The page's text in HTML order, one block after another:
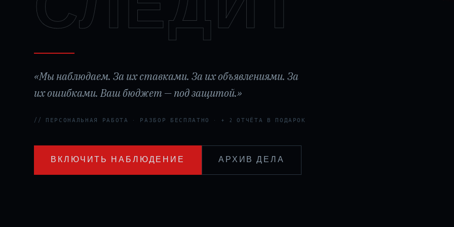
«Мы наблюдаем. За их ставками. За их объявлениями. За
их ошибками. Ваш бюджет — под защитой.»
// ПЕРСОНАЛЬНАЯ РАБОТА · РАЗБОР БЕСПЛАТНО · + 2 ОТЧЁТА В ПОДАРОК
ВКЛЮЧИТЬ НАБЛЮДЕНИЕ АРХИВ ДЕЛА